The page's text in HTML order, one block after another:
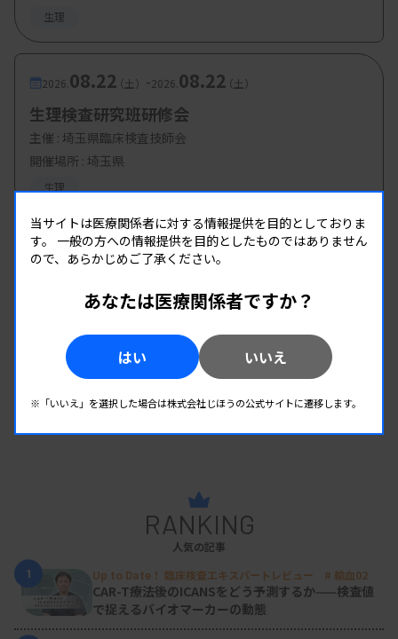
生理
2026. 08.22（土） -2026. 08.22（土）
生理検査研究班研修会
主催 : 埼玉県臨床検査技師会
開催場所 : 埼玉県
生理
RANKING
人気の記事
1
Up to Date！ 臨床検査エキスパートレビュー # 輸血02
CAR-T療法後のICANSをどう予測するか——検査値
で捉えるバイオマーカーの動態
当サイトは医療関係者に対する情報提供を目的としておりま
す。 一般の方への情報提供を目的としたものではありません
ので、あらかじめご了承ください。
あなたは医療関係者ですか？
はい いいえ
※「いいえ」を選択した場合は株式会社じほうの公式サイトに遷移します。